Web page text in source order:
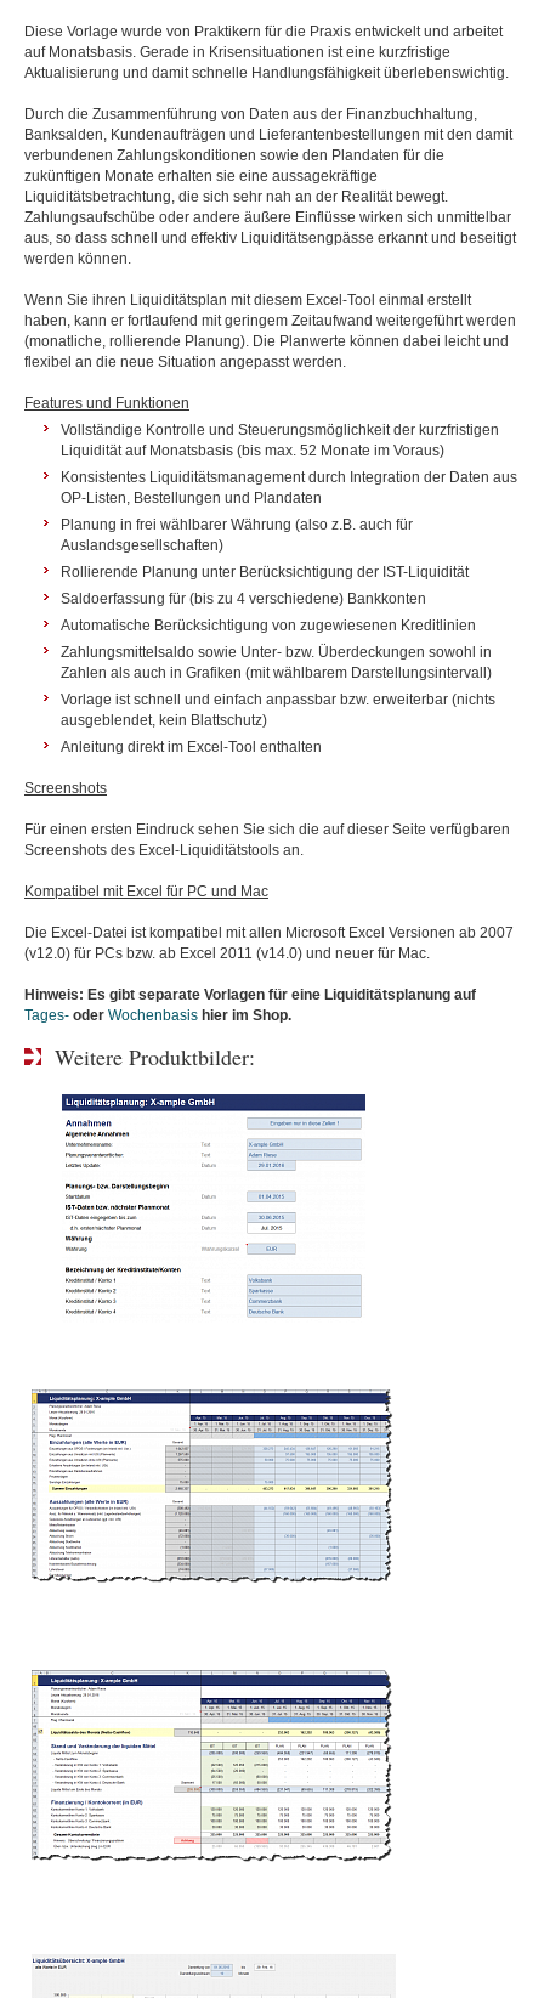
Diese Vorlage wurde von Praktikern für die Praxis entwickelt und arbeitet
auf Monatsbasis. Gerade in Krisensituationen ist eine kurzfristige
Aktualisierung und damit schnelle Handlungsfähigkeit überlebenswichtig.
Durch die Zusammenführung von Daten aus der Finanzbuchhaltung,
Banksalden, Kundenaufträgen und Lieferantenbestellungen mit den damit
verbundenen Zahlungskonditionen sowie den Plandaten für die
zukünftigen Monate erhalten sie eine aussagekräftige
Liquiditätsbetrachtung, die sich sehr nah an der Realität bewegt.
Zahlungsaufschübe oder andere äußere Einflüsse wirken sich unmittelbar
aus, so dass schnell und effektiv Liquiditätsengpässe erkannt und beseitigt
werden können.
Wenn Sie ihren Liquiditätsplan mit diesem Excel-Tool einmal erstellt
haben, kann er fortlaufend mit geringem Zeitaufwand weitergeführt werden
(monatliche, rollierende Planung). Die Planwerte können dabei leicht und
flexibel an die neue Situation angepasst werden.
Features und Funktionen
Vollständige Kontrolle und Steuerungsmöglichkeit der kurzfristigen
Liquidität auf Monatsbasis (bis max. 52 Monate im Voraus)
Konsistentes Liquiditätsmanagement durch Integration der Daten aus
OP-Listen, Bestellungen und Plandaten
Planung in frei wählbarer Währung (also z.B. auch für
Auslandsgesellschaften)
Rollierende Planung unter Berücksichtigung der IST-Liquidität
Saldoerfassung für (bis zu 4 verschiedene) Bankkonten
Automatische Berücksichtigung von zugewiesenen Kreditlinien
Zahlungsmittelsaldo sowie Unter- bzw. Überdeckungen sowohl in
Zahlen als auch in Grafiken (mit wählbarem Darstellungsintervall)
Vorlage ist schnell und einfach anpassbar bzw. erweiterbar (nichts
ausgeblendet, kein Blattschutz)
Anleitung direkt im Excel-Tool enthalten
Screenshots
Für einen ersten Eindruck sehen Sie sich die auf dieser Seite verfügbaren
Screenshots des Excel-Liquiditätstools an.
Kompatibel mit Excel für PC und Mac
Die Excel-Datei ist kompatibel mit allen Microsoft Excel Versionen ab 2007
(v12.0) für PCs bzw. ab Excel 2011 (v14.0) und neuer für Mac.
Hinweis: Es gibt separate Vorlagen für eine Liquiditätsplanung auf
Tages- oder Wochenbasis hier im Shop.
Weitere Produktbilder: